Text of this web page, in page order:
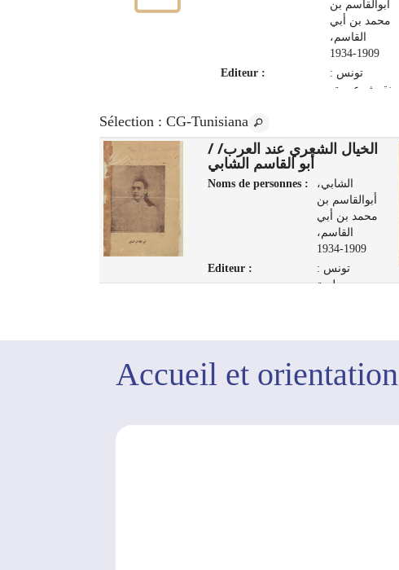
أبوالقاسم بن
محمد بن أبي
القاسم،
1909-1934
Editeur :
تونس :
نقوش عربية،
Sélection : CG-Tunisiana
الخيال الشعري عند العرب/ /
أبو القاسم الشابي
Noms de personnes :
الشابي،
أبوالقاسم بن
محمد بن أبي
القاسم،
1909-1934
Editeur :
تونس :
مطبعة
Accueil et orientation